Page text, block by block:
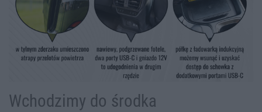
Wchodzimy do środka